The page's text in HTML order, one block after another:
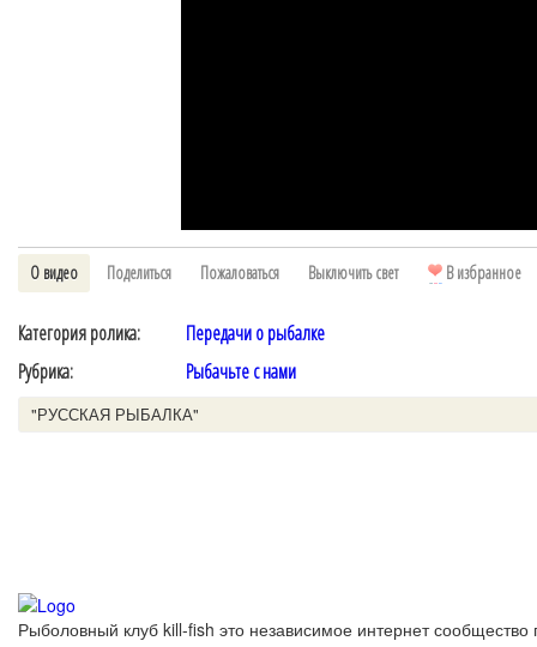
О видео Поделиться Пожаловаться Выключить свет В избранное
Категория ролика:
Передачи о рыбалке
Рубрика:
Рыбачьте с нами
"РУССКАЯ РЫБАЛКА"
Рыболовный клуб kill-fish это независимое интернет сообщество